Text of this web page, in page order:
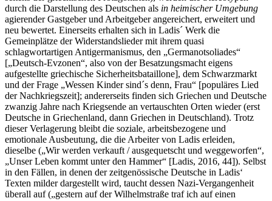
durch die Darstellung des Deutschen als in heimischer Umgebung
agierender Gastgeber und Arbeitgeber angereichert, erweitert und
neu bewertet. Einerseits erhalten sich in Ladis´ Werk die
Gemeinplätze der Widerstandslieder mit ihrem quasi
schlagwortartigen Antigermanismus, den „Germanotsoliades“
[„Deutsch-Evzonen“, also von der Besatzungsmacht eigens
aufgestellte griechische Sicherheitsbataillone], dem Schwarzmarkt
und der Frage „Wessen Kinder sind´s denn, Frau“ [populäres Lied
der Nachkriegszeit]; andererseits finden sich Griechen und Deutsche
zwanzig Jahre nach Kriegsende an vertauschten Orten wieder (erst
Deutsche in Griechenland, dann Griechen in Deutschland). Trotz
dieser Verlagerung bleibt die soziale, arbeitsbezogene und
emotionale Ausbeutung, die die Arbeiter von Ladis erleiden,
dieselbe („Wir werden verkauft / ausgequetscht und weggeworfen“,
„Unser Leben kommt unter den Hammer“ [Ladis, 2016, 44]). Selbst
in den Fällen, in denen der zeitgenössische Deutsche in Ladis‘
Texten milder dargestellt wird, taucht dessen Nazi-Vergangenheit
überall auf („gestern auf der Wilhelmstraße traf ich auf einen